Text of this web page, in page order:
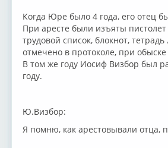
Когда Юре было 4 года, его отец
При аресте были изъяты
трудовой список, блокнот,
отмечено в протоколе, при
В том же году Иосиф Визбор был
году.
Ю.Визбор:
Я помню, как арестовывали